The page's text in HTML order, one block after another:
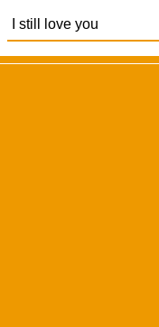
I still love you